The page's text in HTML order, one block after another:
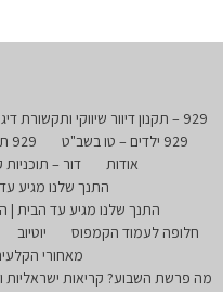
929 – תקנון דיוור שיווקי ותקשורת דיגיטלית
929 ילדים – טו בשב"ט
929 תנך – דף הבית
אודות
דור –
התנך שלנו מגיע
התנך שלנו מגיע עד הבית |
חלופה לעמוד הקמפוס
יוטיוב
מאחורי
מה פרשת השבוע? קריאות